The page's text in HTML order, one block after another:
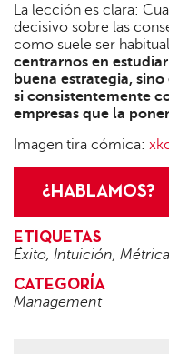
La lección es clara:
decisivo sobre las
como suele ser
centrarnos en
buena estrategia,
si consistentemente
empresas que la
Imagen tira cómica:
¿HABLAMOS?
ETIQUETAS
Éxito Intuición
CATEGORÍA
Management